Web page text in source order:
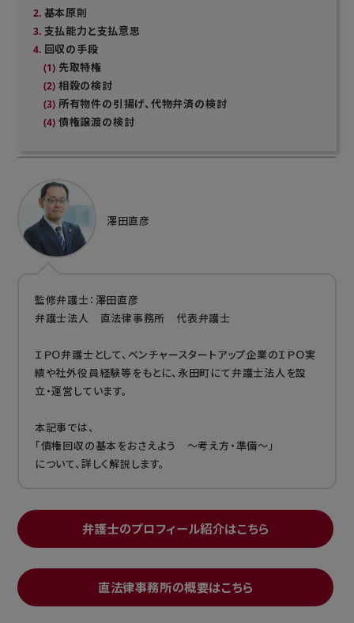
基本原則
支払能力と支払意思
回収の手段
先取特権
相殺の検討
所有物件の引揚げ、代物弁済の検討
債権譲渡の検討
澤田直彦
監修弁護士：澤田直彦
弁護士法人 直法律事務所 代表弁護士
ＩＰＯ弁護士として、ベンチャースタートアップ企業のＩＰＯ実
績や社外役員経験等をもとに、永田町にて弁護士法人を設
立・運営しています。
本記事では、
「債権回収の基本をおさえよう ～考え方・準備～」
について、詳しく解説します。
弁護士のプロフィール紹介はこちら
直法律事務所の概要はこちら